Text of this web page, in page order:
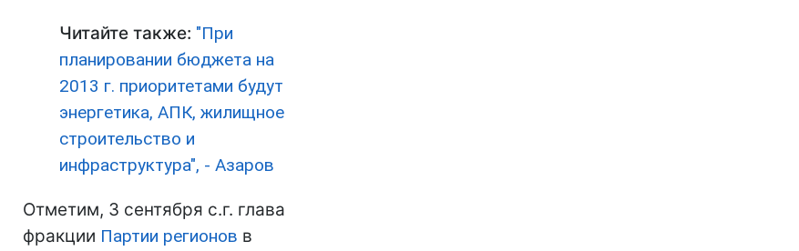
Читайте также: "При
планировании бюджета на
2013 г. приоритетами будут
энергетика, АПК, жилищное
строительство и
инфраструктура", - Азаров
Отметим, 3 сентября с.г. глава
фракции Партии регионов в